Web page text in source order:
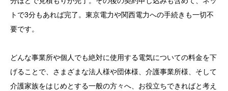
トで3分もあれば完了。東京電力や関西電力への手続きも一切不
要です。
どんな事業所や個人でも絶対に使用する電気についての料金を下
げることで、さまざまな法人様や団体様、介護事業所様、そして
介護家族をはじめとする一般の方々へ、お役立ちできればと考え